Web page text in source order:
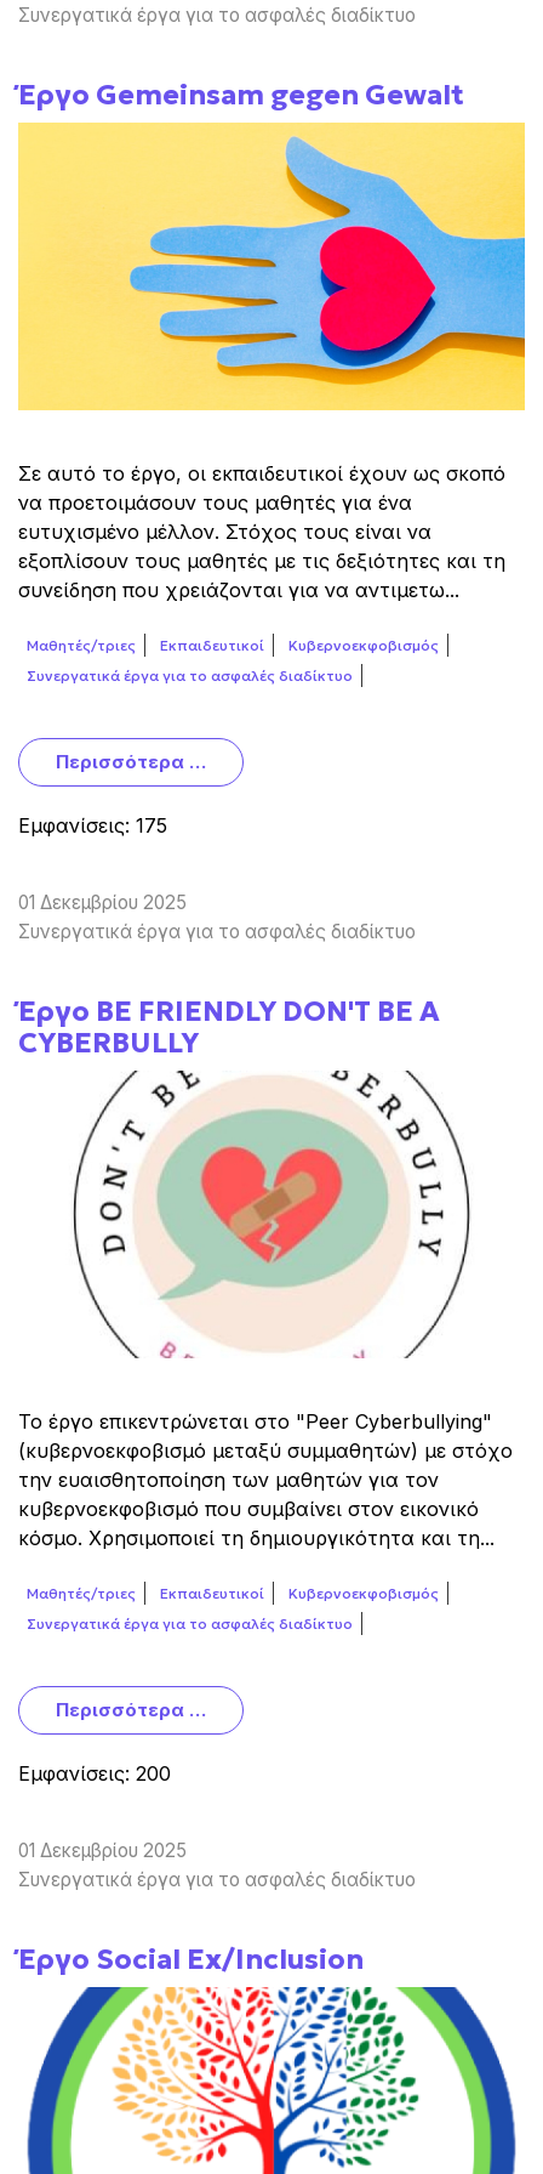
Συνεργατικά έργα για το ασφαλές διαδίκτυο
Έργο Gemeinsam gegen Gewalt
Σε αυτό το έργο, οι εκπαιδευτικοί έχουν ως σκοπό
να προετοιμάσουν τους μαθητές για ένα
ευτυχισμένο μέλλον. Στόχος τους είναι να
εξοπλίσουν τους μαθητές με τις δεξιότητες και τη
συνείδηση που χρειάζονται για να αντιμετω...
Μαθητές/τριες Εκπαιδευτικοί
Κυβερνοεκφοβισμός
Συνεργατικά έργα για το ασφαλές διαδίκτυο
Περισσότερα …
Εμφανίσεις: 175
01 Δεκεμβρίου 2025
Συνεργατικά έργα για το ασφαλές διαδίκτυο
Έργο BE FRIENDLY DON'T BE A
CYBERBULLY
Το έργο επικεντρώνεται στο "Peer Cyberbullying"
(κυβερνοεκφοβισμό μεταξύ συμμαθητών) με στόχο
την ευαισθητοποίηση των μαθητών για τον
κυβερνοεκφοβισμό που συμβαίνει στον εικονικό
κόσμο. Χρησιμοποιεί τη δημιουργικότητα και τη...
Μαθητές/τριες Εκπαιδευτικοί
Κυβερνοεκφοβισμός
Συνεργατικά έργα για το ασφαλές διαδίκτυο
Περισσότερα …
Εμφανίσεις: 200
01 Δεκεμβρίου 2025
Συνεργατικά έργα για το ασφαλές διαδίκτυο
Έργο Social Ex/Inclusion